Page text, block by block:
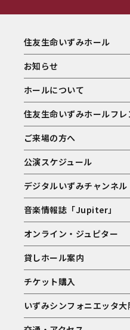
住友生命いずみホール
お知らせ
ホールについて
住友生命いずみホールフレ
ご来場の方へ
公演スケジュール
デジタルいずみチャンネル
音楽情報誌「Jupiter」
オンライン・ジュピター
貸しホール案内
チケット購入
いずみシンフォニエッタ大